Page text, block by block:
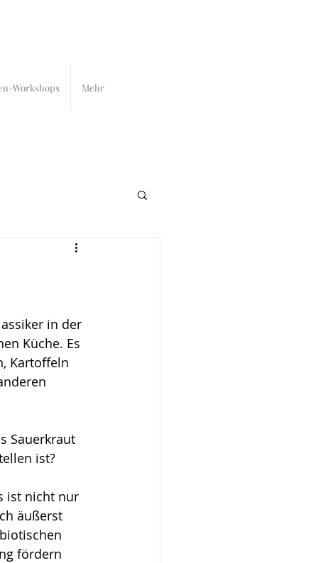
Workshops Mehr
in der
Küche. Es
Kartoffeln
Sauerkraut
ist?
ist nicht nur
äußerst
fördern